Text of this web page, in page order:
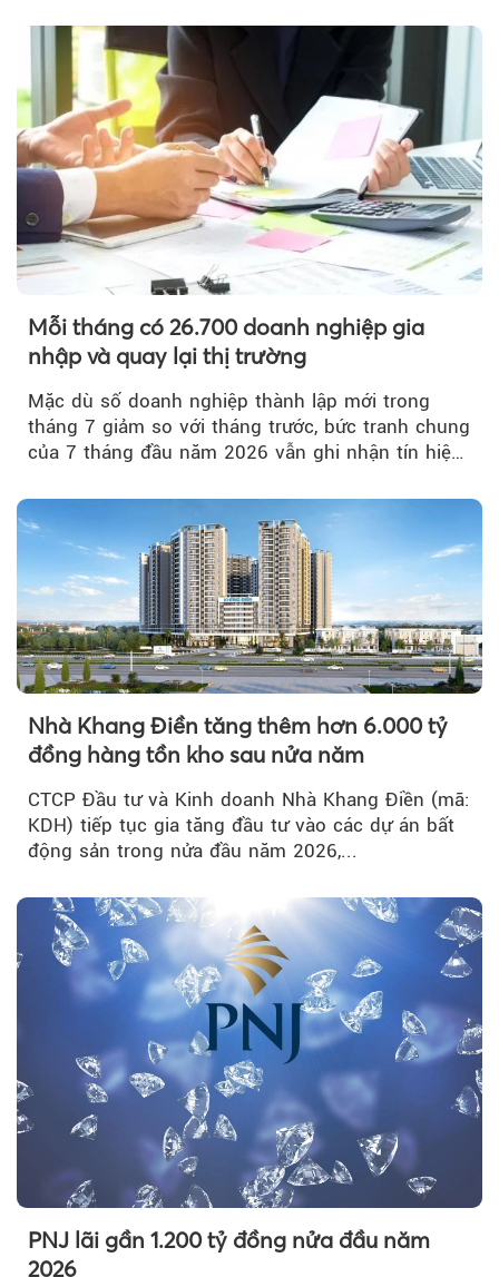
Mỗi tháng có 26.700 doanh nghiệp gia
nhập và quay lại thị trường
Mặc dù số doanh nghiệp thành lập mới trong
tháng 7 giảm so với tháng trước, bức tranh chung
của 7 tháng đầu năm 2026 vẫn ghi nhận tín hiệu
Nhà Khang Điền tăng thêm hơn 6.000 tỷ
đồng hàng tồn kho sau nửa năm
CTCP Đầu tư và Kinh doanh Nhà Khang Điền (mã:
KDH) tiếp tục gia tăng đầu tư vào các dự án bất
động sản trong nửa đầu năm 2026,...
PNJ lãi gần 1.200 tỷ đồng nửa đầu năm
2026